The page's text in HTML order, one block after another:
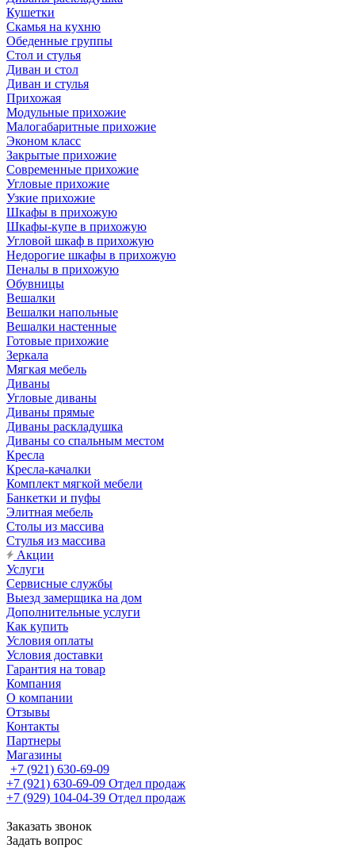
Кушетки
Скамья на кухню
Обеденные группы
Стол и стулья
Диван и стол
Диван и стулья
Прихожая
Модульные прихожие
Малогабаритные прихожие
Эконом класс
Закрытые прихожие
Современные прихожие
Угловые прихожие
Узкие прихожие
Шкафы в прихожую
Шкафы-купе в прихожую
Угловой шкаф в прихожую
Недорогие шкафы в прихожую
Пеналы в прихожую
Обувницы
Вешалки
Вешалки напольные
Вешалки настенные
Готовые прихожие
Зеркала
Мягкая мебель
Диваны
Угловые диваны
Диваны прямые
Диваны раскладушка
Диваны со спальным местом
Кресла
Кресла-качалки
Комплект мягкой мебели
Банкетки и пуфы
Элитная мебель
Столы из массива
Стулья из массива
Акции
Услуги
Сервисные службы
Выезд замерщика на дом
Дополнительные услуги
Как купить
Условия оплаты
Условия доставки
Гарантия на товар
Компания
О компании
Отзывы
Контакты
Партнеры
Магазины
+7 (921) 630-69-09
+7 (921) 630-69-09 Отдел продаж
+7 (929) 104-04-39 Отдел продаж
Заказать звонок
Задать вопрос